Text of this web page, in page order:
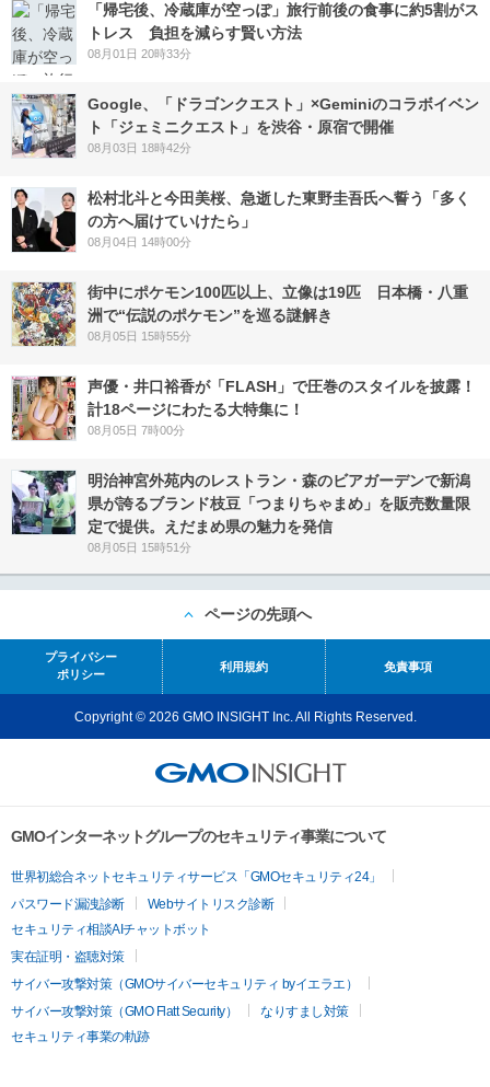
「帰宅後、冷蔵庫が空っぽ」旅行前後の食事に約5割がス
トレス 負担を減らす賢い方法
08月01日 20時33分
Google、「ドラゴンクエスト」×Geminiのコラボイベン
ト「ジェミニクエスト」を渋谷・原宿で開催
08月03日 18時42分
松村北斗と今田美桜、急逝した東野圭吾氏へ誓う「多く
の方へ届けていけたら」
08月04日 14時00分
街中にポケモン100匹以上、立像は19匹 日本橋・八重
洲で“伝説のポケモン”を巡る謎解き
08月05日 15時55分
声優・井口裕香が「FLASH」で圧巻のスタイルを披露！
計18ページにわたる大特集に！
08月05日 7時00分
明治神宮外苑内のレストラン・森のビアガーデンで新潟
県が誇るブランド枝豆「つまりちゃまめ」を販売数量限
定で提供。えだまめ県の魅力を発信
08月05日 15時51分
ページの先頭へ
プライバシー
ポリシー
利用規約 免責事項
Copyright © 2026 GMO INSIGHT Inc. All Rights Reserved.
GMOインターネットグループのセキュリティ事業について
世界初総合ネットセキュリティサービス「GMOセキュリティ24」
パスワード漏洩診断
Webサイトリスク診断
セキュリティ相談AIチャットボット
実在証明・盗聴対策
サイバー攻撃対策（GMOサイバーセキュリティ byイエラエ）
サイバー攻撃対策（GMO Flatt Security）
なりすまし対策
セキュリティ事業の軌跡